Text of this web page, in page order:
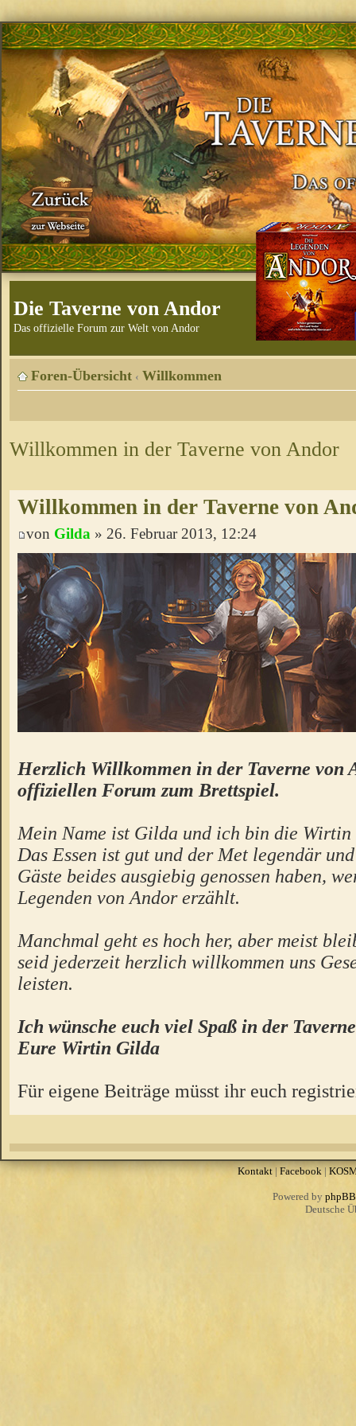
Die Taverne von Andor
Das offizielle Forum zur Welt von Andor
Foren-Übersicht ‹ Willkommen
Willkommen in der Taverne von Andor
Willkommen in der Taverne von
von Gilda » 26. Februar 2013, 12:24
Herzlich Willkommen in der Taverne von
offiziellen Forum zum Brettspiel.
Mein Name ist Gilda und ich bin die Wirtin
Das Essen ist gut und der Met legendär
Gäste beides ausgiebig genossen haben,
Legenden von Andor erzählt.
Manchmal geht es hoch her, aber meist
seid jederzeit herzlich willkommen uns
leisten.
Ich wünsche euch viel Spaß in der
Eure Wirtin Gilda
Für eigene Beiträge müsst ihr euch
Kontakt| Facebook |
Powered by phpBB
Deutsche